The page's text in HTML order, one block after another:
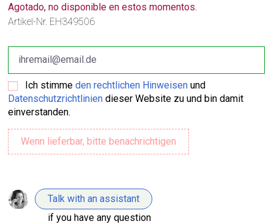
Agotado, no disponible en estos momentos.
Artikel-Nr. EH349506
Ich stimmeden rechtlichen Hinweisen und
Datenschutzrichtlinien dieser Website zu und bin damit
einverstanden.
Talk with an assistant
if you have any question